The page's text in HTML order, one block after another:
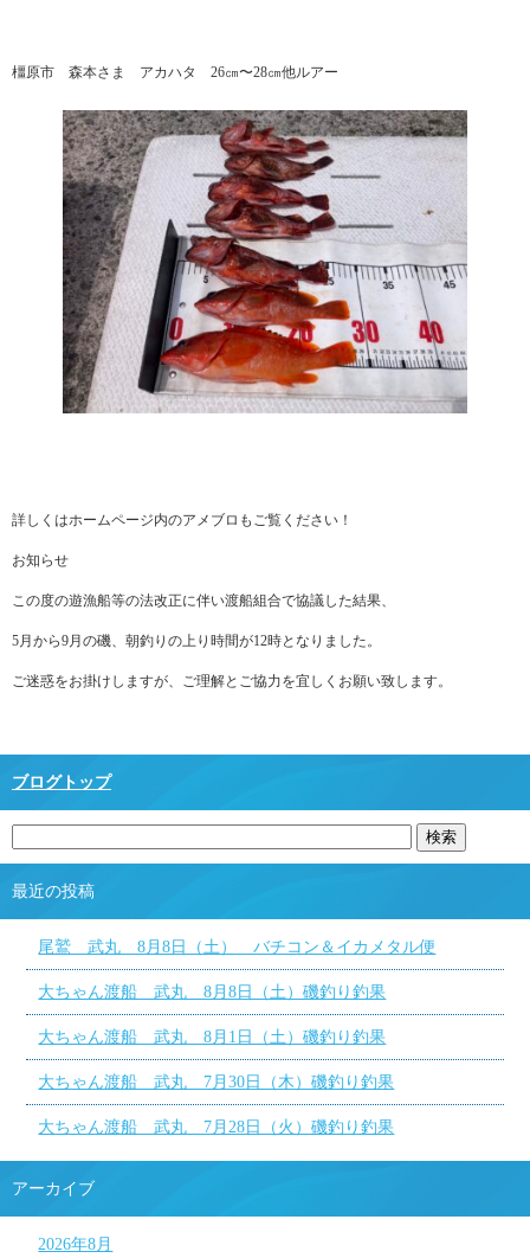
橿原市 森本さま アカハタ 26㎝〜28㎝他ルアー
詳しくはホームページ内のアメブロもご覧ください！
お知らせ
この度の遊漁船等の法改正に伴い渡船組合で協議した結果、
5月から9月の磯、朝釣りの上り時間が12時となりました。
ご迷惑をお掛けしますが、ご理解とご協力を宜しくお願い致します。
ブログトップ
最近の投稿
尾鷲 武丸 8月8日（土） バチコン＆イカメタル便
大ちゃん渡船 武丸 8月8日（土）磯釣り釣果
大ちゃん渡船 武丸 8月1日（土）磯釣り釣果
大ちゃん渡船 武丸 7月30日（木）磯釣り釣果
大ちゃん渡船 武丸 7月28日（火）磯釣り釣果
アーカイブ
2026年8月